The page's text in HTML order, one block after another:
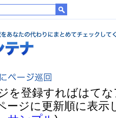
を登録すればはて
ージに更新順に表示